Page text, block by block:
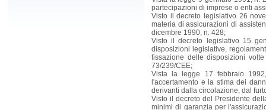
partecipazioni di imprese o enti
Visto il decreto legislativo 26
materia di assicurazioni di
dicembre 1990, n. 428;
Visto il decreto legislativo 15
disposizioni legislative,
fissazione delle disposizioni
73/239/CEE;
Vista la legge 17 febbraio
l'accertamento e la stima dei
derivanti dalla circolazione, dal
Visto il decreto del Presidente
minimi di garanzia per